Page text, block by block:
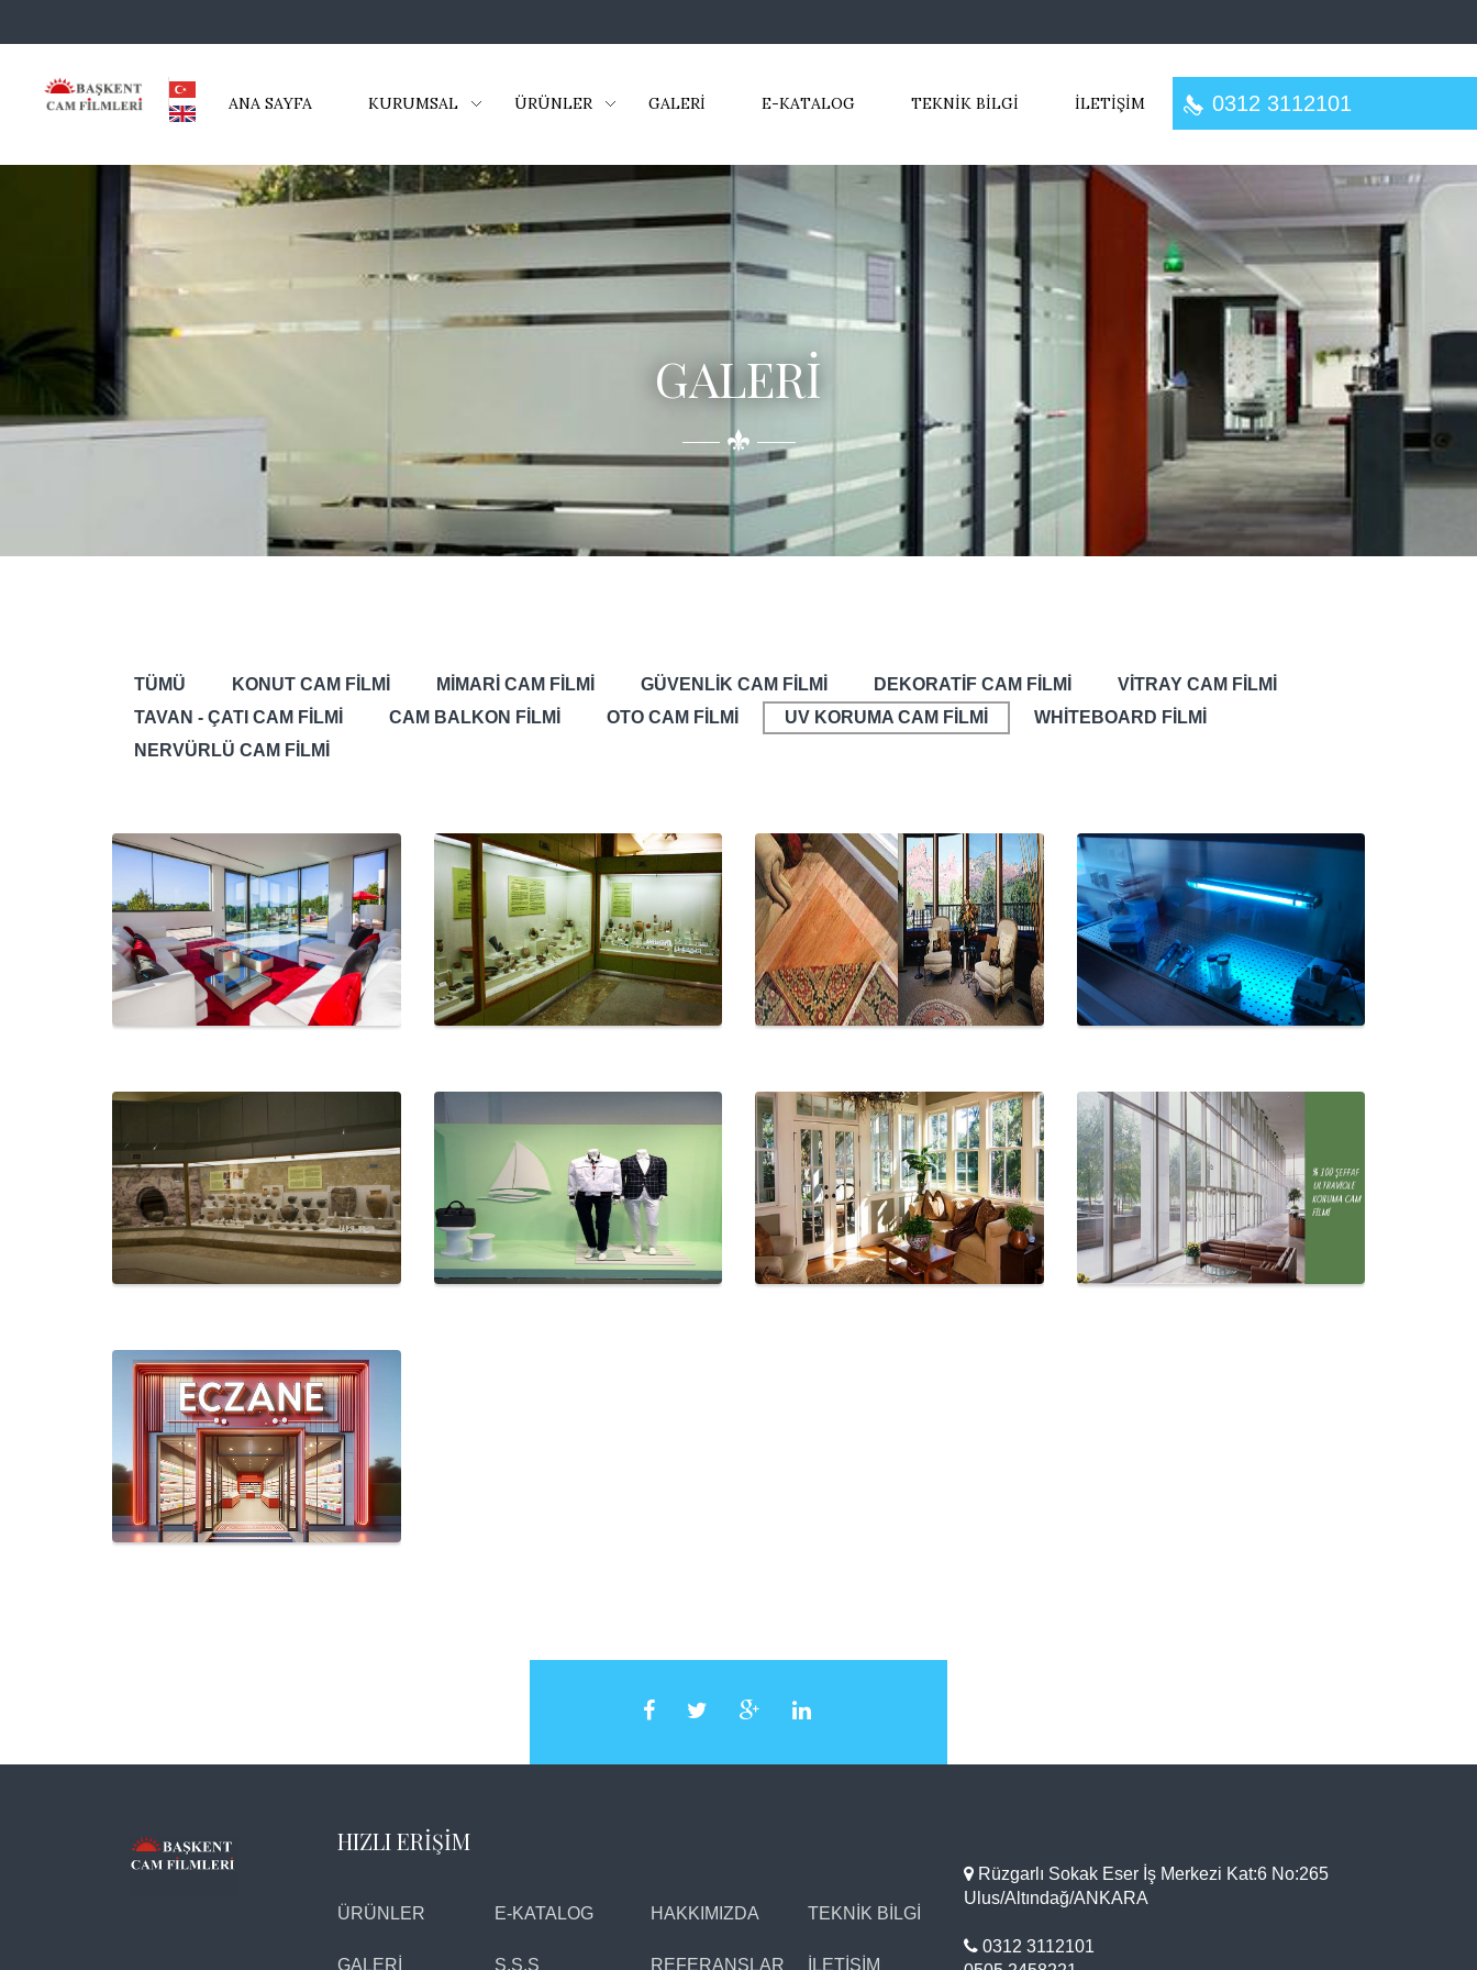
ANA SAYFA KURUMSAL ÜRÜNLER GALERİ E-KATALOG TEKNİK BİLGİ İLETİŞİM 0312 3112101
GALERİ
TÜMÜ KONUT CAM FİLMİ MİMARİ CAM FİLMİ GÜVENLİK CAM FİLMİ DEKORATİF CAM FİLMİ
VİTRAY CAM FİLMİ
TAVAN - ÇATI CAM FİLMİ
CAM BALKON FİLMİ OTO CAM FİLMİ UV KORUMA CAM FİLMİ
WHİTEBOARD FİLMİ
NERVÜRLÜ CAM FİLMİ
HIZLI ERİŞİM
ÜRÜNLER
GALERİ
E-KATALOG
S.S.S
HAKKIMIZDA
REFERANSLAR
TEKNİK BİLGİ
İLETİŞİM
Rüzgarlı Sokak Eser İş Merkezi Kat:6 No:265
Ulus/Altındağ/ANKARA
0312 3112101